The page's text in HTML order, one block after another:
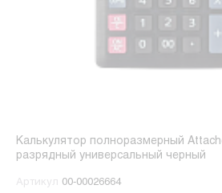
Калькулятор полноразмерный
разрядный универсальный черный
Артикул 00-00026664